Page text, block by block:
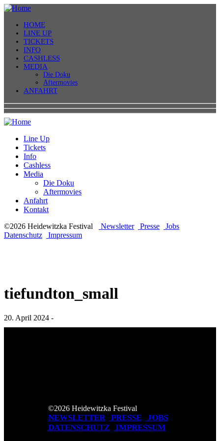
HOME
LINE UP
TICKETS
INFO
CASHLESS
MEDIA
Die Doku
Aftermovies
ANFAHRT
Line Up
Tickets
Info
Cashless
Media
Die Doku
Aftermovies
Anfahrt
Kontakt
©2026 Heidewitzka Festival
Newsletter Presse
Jobs
Datenschutz
Impressum
tiefundton_small
20. April 2024 -
©2026 Heidewitzka Festival
NEWSLETTER PRESSE
JOBS
DATENSCHUTZ
IMPRESSUM